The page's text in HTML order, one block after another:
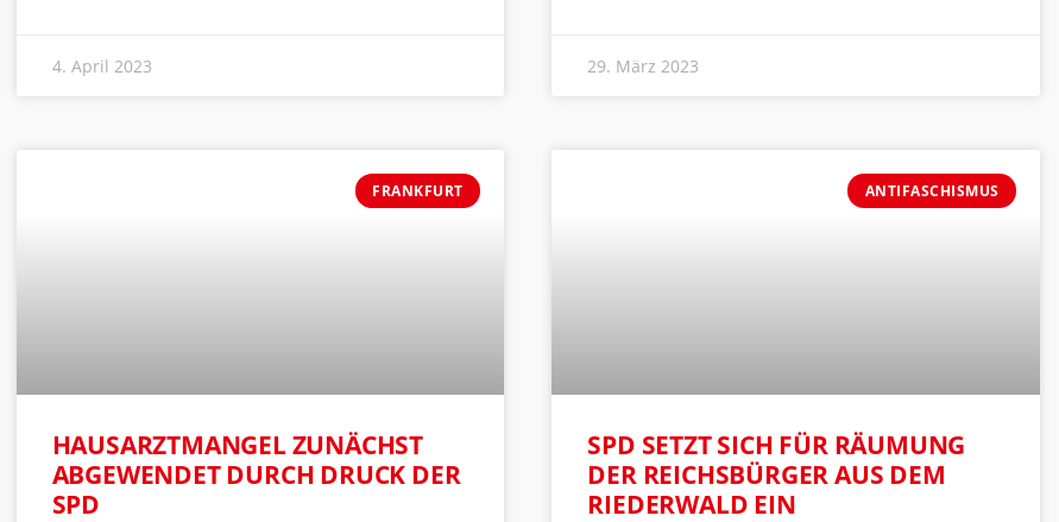
4. April 2023 29. März 2023
FRANKFURT
HAUSARZTMANGEL ZUNÄCHST
ABGEWENDET DURCH DRUCK DER
SPD
ANTIFASCHISMUS
SPD SETZT SICH FÜR RÄUMUNG
DER REICHSBÜRGER AUS DEM
RIEDERWALD EIN